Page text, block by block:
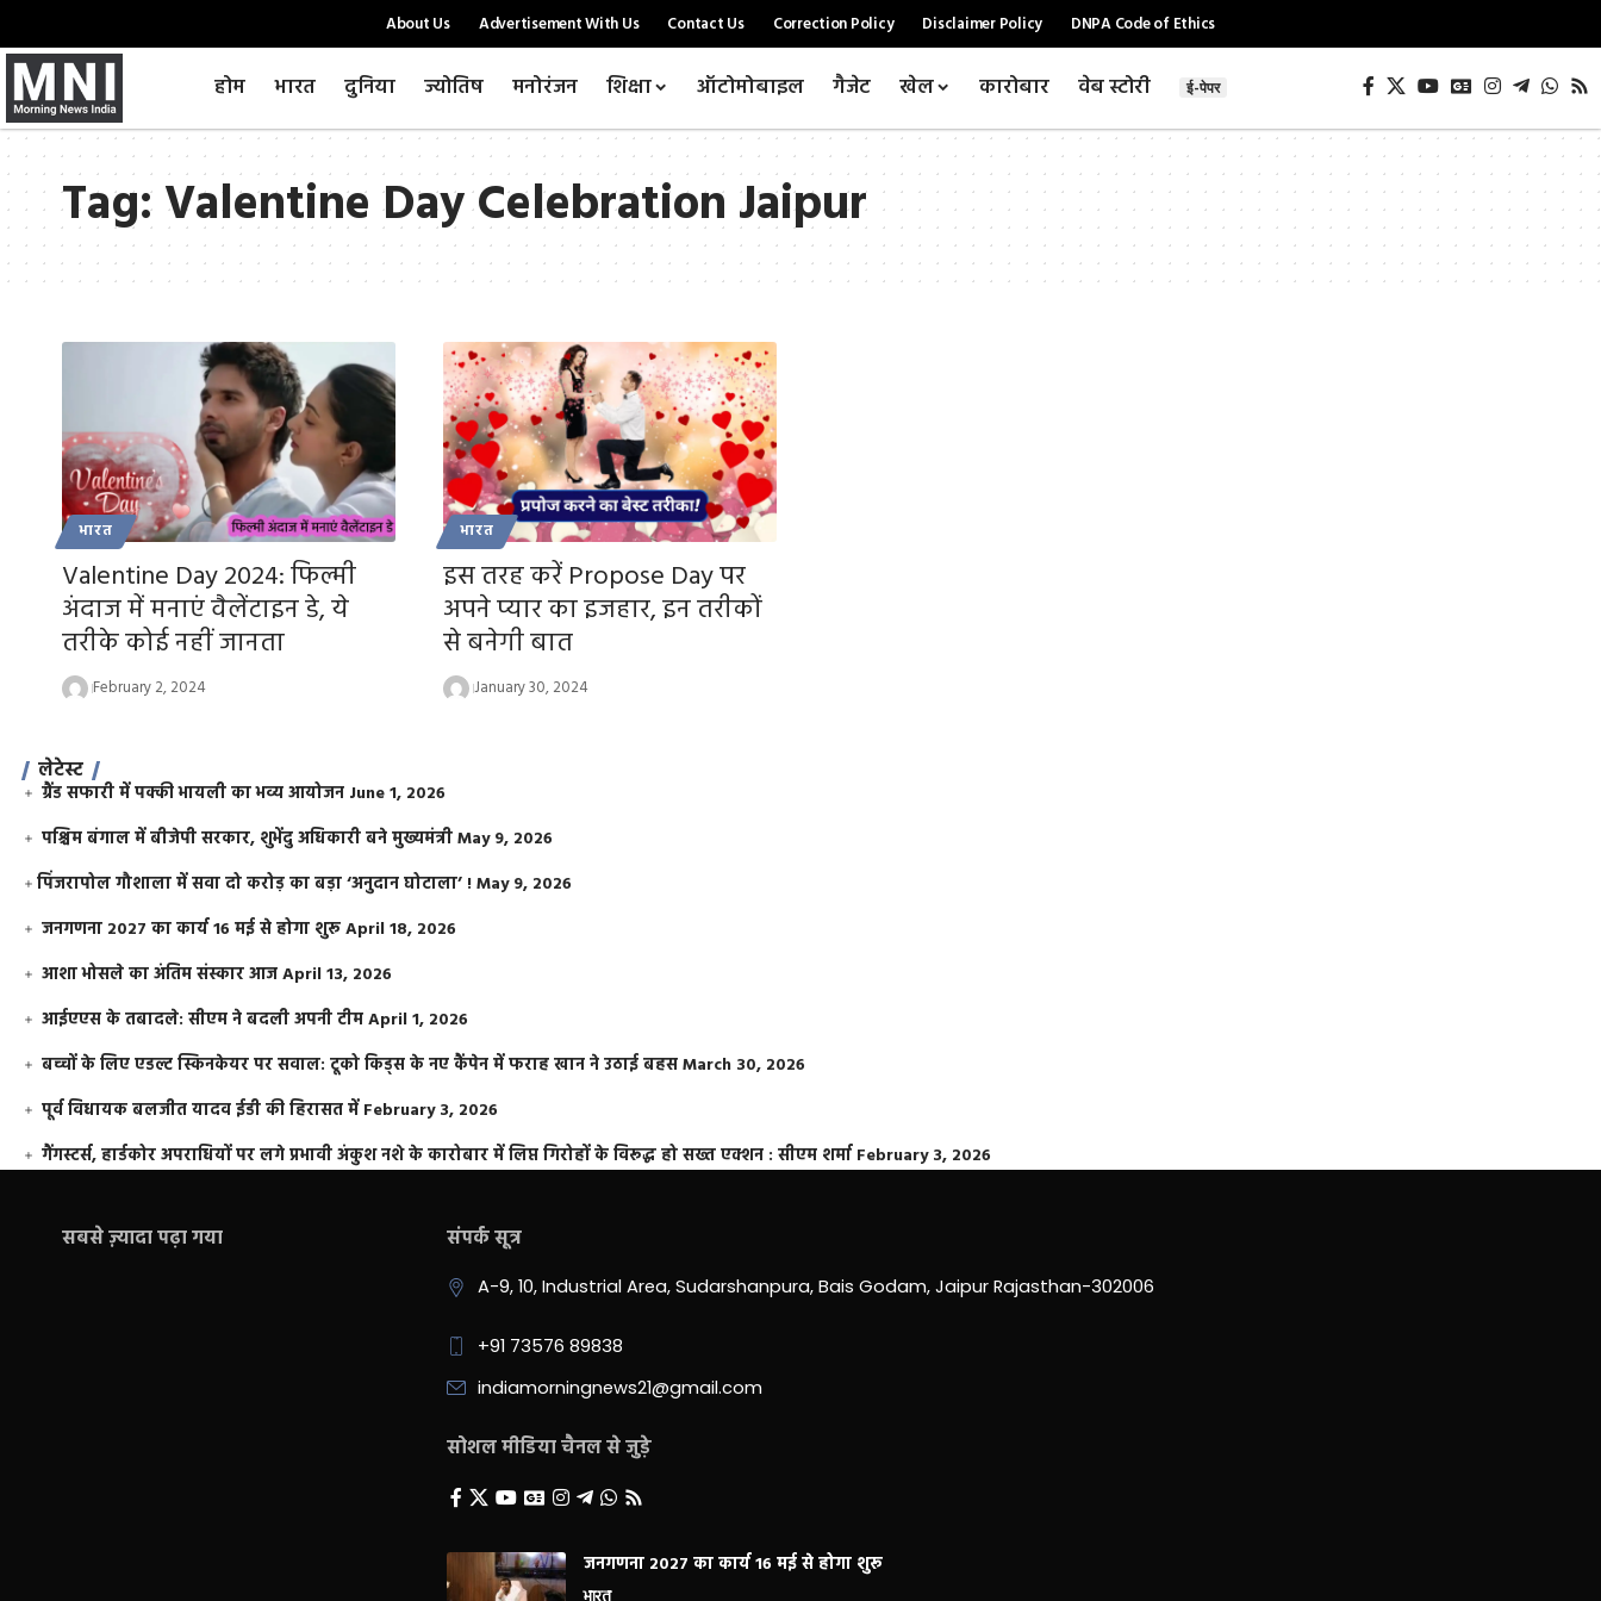
About Us Advertisement With Us Contact Us Correction Policy Disclaimer Policy DNPA Code of Ethics
होम भारत दुनिया ज्योतिष मनोरंजन शिक्षा ऑटोमोबाइल गैजेट खेल कारोबार वेब स्टोरी ई-पेपर
Tag:Valentine Day Celebration Jaipur
भारत
Valentine Day 2024: फिल्मी
अंदाज में मनाएं वैलेंटाइन डे, ये
तरीके कोई नहीं जानता
February 2, 2024
भारत
इस तरह करें Propose Day पर
अपने प्यार का इजहार, इन तरीकों
से बनेगी बात
January 30, 2024
लेटेस्ट
ग्रैंड सफारी में पक्की भायली का भव्य आयोजन June 1, 2026
पश्चिम बंगाल में बीजेपी सरकार, शुभेंदु अधिकारी बने मुख्यमंत्रीMay 9, 2026
​पिंजरापोल गौशाला में सवा दो करोड़ का बड़ा ‘अनुदान घोटाला’ !May 9, 2026
जनगणना 2027 का कार्य 16 मई से होगा शुरूApril 18, 2026
आशा भोसले का अंतिम संस्कार आजApril 13, 2026
आईएएस के तबादले: सीएम ने बदली अपनी टीमApril 1, 2026
बच्चों के लिए एडल्ट स्किनकेयर पर सवाल: टूको किड्स के नए कैंपेन में फराह खान ने उठाई बहसMarch 30, 2026
पूर्व विधायक बलजीत यादव ईडी की हिरासत में February 3, 2026
गैंगस्टर्स, हार्डकोर अपराधियों पर लगे प्रभावी अंकुश नशे के कारोबार में लिप्त गिरोहों के विरूद्ध हो सख्त एक्शन : सीएम शर्मा February 3, 2026
सबसे ज़्यादा पढ़ा गया संपर्क सूत्र
A-9, 10, Industrial Area, Sudarshanpura, Bais Godam, Jaipur Rajasthan-302006
+91 73576 89838
indiamorningnews21@gmail.com
सोशल मीडिया चैनल से जुड़े
जनगणना 2027 का कार्य 16 मई से होगा शुरू